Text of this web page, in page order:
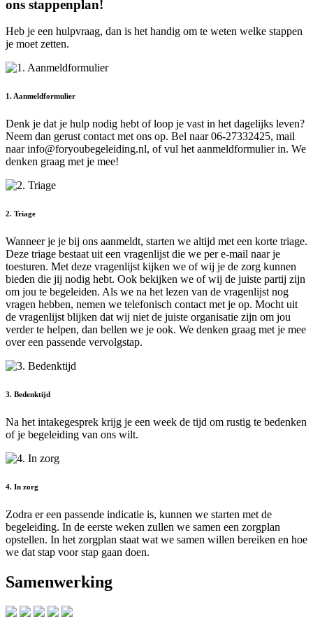
ons stappenplan!
Heb je een hulpvraag, dan is het handig om te weten welke stappen
je moet zetten.
1. Aanmeldformulier
Denk je dat je hulp nodig hebt of loop je vast in het dagelijks leven?
Neem dan gerust contact met ons op. Bel naar 06-27332425, mail
naar info@foryoubegeleiding.nl, of vul het aanmeldformulier in. We
denken graag met je mee!
2. Triage
Wanneer je je bij ons aanmeldt, starten we altijd met een korte triage.
Deze triage bestaat uit een vragenlijst die we per e-mail naar je
toesturen. Met deze vragenlijst kijken we of wij je de zorg kunnen
bieden die jij nodig hebt. Ook bekijken we of wij de juiste partij zijn
om jou te begeleiden. Als we na het lezen van de vragenlijst nog
vragen hebben, nemen we telefonisch contact met je op. Mocht uit
de vragenlijst blijken dat wij niet de juiste organisatie zijn om jou
verder te helpen, dan bellen we je ook. We denken graag met je mee
over een passende vervolgstap.
3. Bedenktijd
Na het intakegesprek krijg je een week de tijd om rustig te bedenken
of je begeleiding van ons wilt.
4. In zorg
Zodra er een passende indicatie is, kunnen we starten met de
begeleiding. In de eerste weken zullen we samen een zorgplan
opstellen. In het zorgplan staat wat we samen willen bereiken en hoe
we dat stap voor stap gaan doen.
Samenwerking